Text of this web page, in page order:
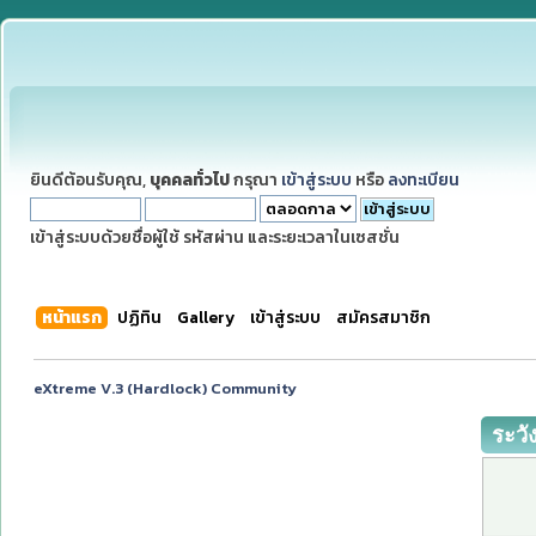
ยินดีต้อนรับคุณ, บุคคลทั่วไปกรุณา เข้าสู่ระบบ หรือ ลงทะเบียน
เข้าสู่ระบบด้วยชื่อผู้ใช้ รหัสผ่าน และระยะเวลาในเซสชั่น
หน้าแรก ปฏิทิน Gallery เข้าสู่ระบบ สมัครสมาชิก
eXtreme V.3 (Hardlock) Community
ระวั